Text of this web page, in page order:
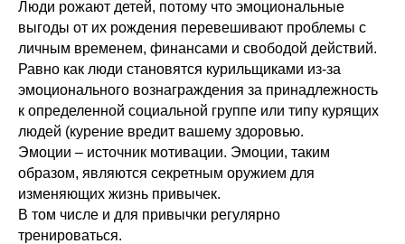
Люди рожают детей, потому что эмоциональные
выгоды от их рождения перевешивают проблемы с
личным временем, финансами и свободой действий.
Равно как люди становятся курильщиками из-за
эмоционального вознаграждения за принадлежность
к определенной социальной группе или типу курящих
людей (курение вредит вашему здоровью.
Эмоции – источник мотивации. Эмоции, таким
образом, являются секретным оружием для
изменяющих жизнь привычек.
В том числе и для привычки регулярно
тренироваться.